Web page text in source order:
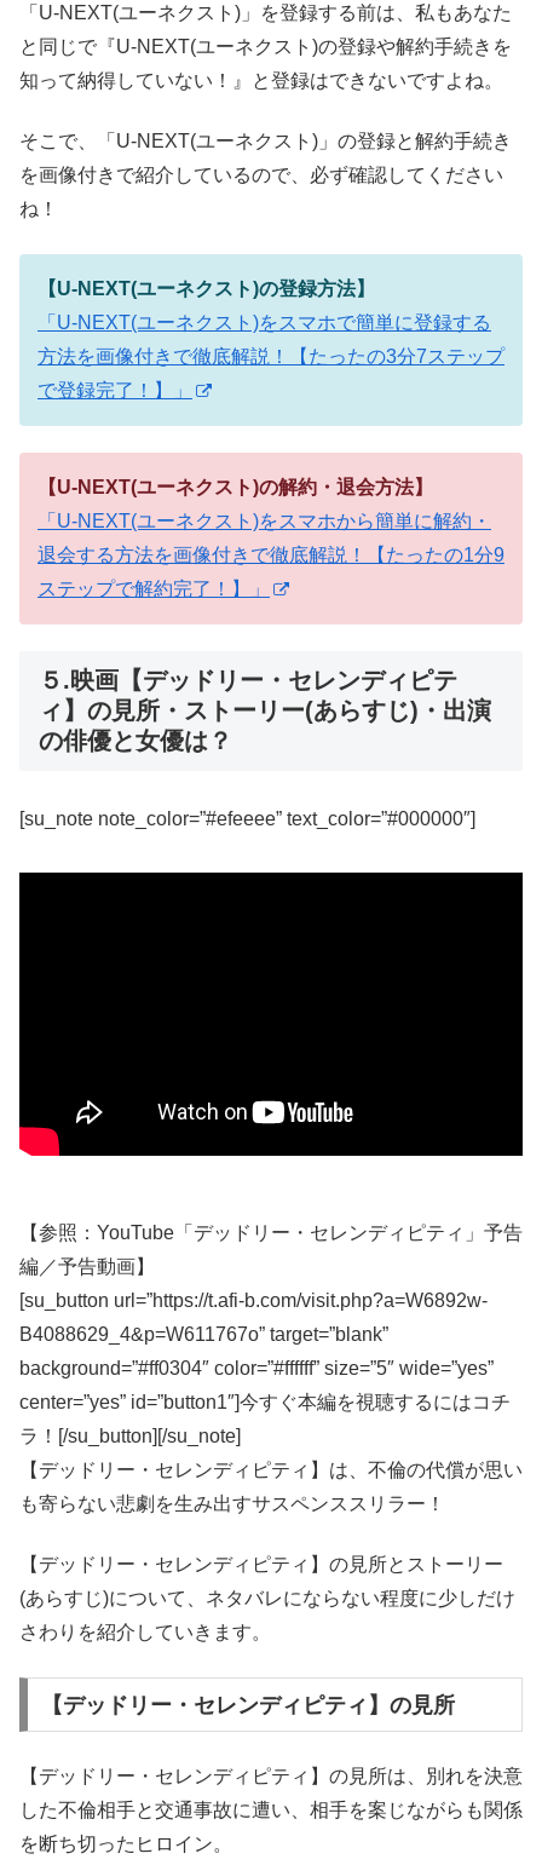
「U-NEXT(ユーネクスト)」を登録する前は、私もあなた
と同じで『U-NEXT(ユーネクスト)の登録や解約手続きを
知って納得していない！』と登録はできないですよね。
そこで、「U-NEXT(ユーネクスト)」の登録と解約手続き
を画像付きで紹介しているので、必ず確認してください
ね！
【U-NEXT(ユーネクスト)の登録方法】
「U-NEXT(ユーネクスト)をスマホで簡単に登録する
方法を画像付きで徹底解説！【たったの3分7ステップ
で登録完了！】」
【U-NEXT(ユーネクスト)の解約・退会方法】
「U-NEXT(ユーネクスト)をスマホから簡単に解約・
退会する方法を画像付きで徹底解説！【たったの1分9
ステップで解約完了！】」
５.映画【デッドリー・セレンディピテ
ィ】の見所・ストーリー(あらすじ)・出演
の俳優と女優は？
[su_note note_color=”#efeeee” text_color=”#000000″]
【参照：YouTube「デッドリー・セレンディピティ」予告
編／予告動画】
[su_button url=”https://t.afi-b.com/visit.php?a=W6892w-
B4088629_4&p=W611767o” target=”blank”
background=”#ff0304″ color=”#ffffff” size=”5″ wide=”yes”
center=”yes” id=”button1″]今すぐ本編を視聴するにはコチ
ラ！[/su_button][/su_note]
【デッドリー・セレンディピティ】は、不倫の代償が思い
も寄らない悲劇を生み出すサスペンススリラー！
【デッドリー・セレンディピティ】の見所とストーリー
(あらすじ)について、ネタバレにならない程度に少しだけ
さわりを紹介していきます。
【デッドリー・セレンディピティ】の見所
【デッドリー・セレンディピティ】の見所は、別れを決意
した不倫相手と交通事故に遭い、相手を案じながらも関係
を断ち切ったヒロイン。